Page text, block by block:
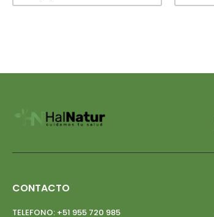
CONTACTO
TELEFONO: +51 955 720 985